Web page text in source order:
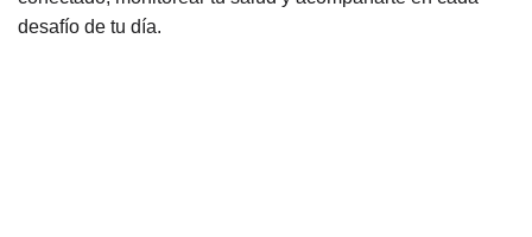
desafío de tu día.